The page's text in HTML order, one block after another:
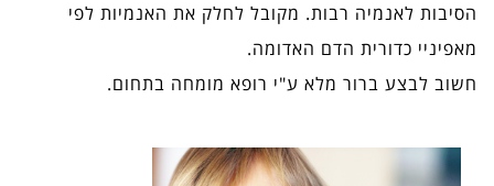
הסיבות לאנמיה רבות. מקובל לחלק את האנמיות לפי
מאפיניי כדורית הדם האדומה.
חשוב לבצע ברור מלא ע"י רופא מומחה בתחום.